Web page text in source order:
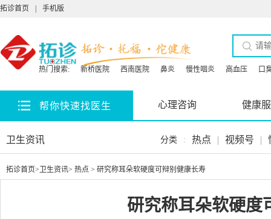
拓诊首页 手机版
热门搜索: 新桥医院 西南医院 鼻炎 慢性咽炎 高血压 口
帮你快速找医生 心理咨询 健康
卫生资讯 分类 : 热点 | 视频号 |
拓诊首页> 卫生资讯> 热点 > 研究称耳朵软硬度可辩别健康长寿
研究称耳朵软硬度